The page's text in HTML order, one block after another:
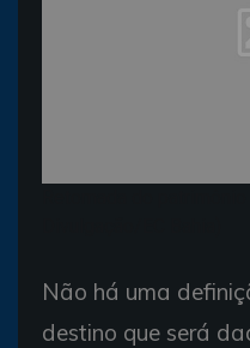
Não há uma
destino que será